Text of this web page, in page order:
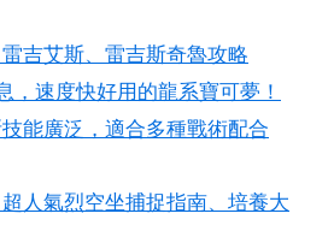
吉艾斯、雷吉斯奇魯攻略
，速度快好用的龍系寶可夢！
能廣泛，適合多種戰術配合
人氣烈空坐捕捉指南、培養大